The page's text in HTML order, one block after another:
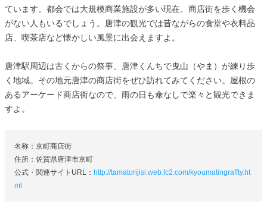
ています。都会では大規模商業施設が多い現在、商店街を歩く機会
がない人もいるでしょう。唐津の観光では昔ながらの食堂や衣料品
店、喫茶店など懐かしい風景に出会えますよ。
唐津駅周辺は古くからの祭事、唐津くんちで曳山（やま）が練り歩
く地域。その地元唐津の商店街をぜひ訪れてみてください。屋根の
あるアーケード商店街なので、雨の日も傘なしで楽々と観光できま
すよ。
名称：京町商店街
住所：佐賀県唐津市京町
公式・関連サイトURL： http://tamatorijisi.web.fc2.com/kyoumatingraffty.ht
ml